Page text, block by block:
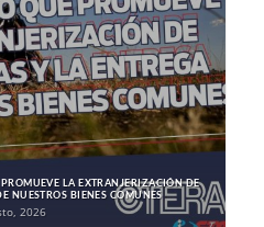
LA EXTRANJERIZACIÓN DE
NUESTROS BIENES COMUNES
2026